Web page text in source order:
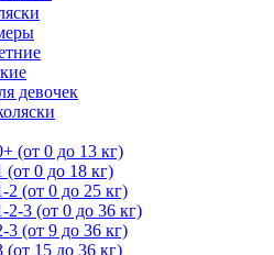
девочек
(от 0 до 13 кг)
(от 0 до 18 кг)
2 (от 0 до 25 кг)
2-3 (от 0 до 36 кг)
3 (от 9 до 36 кг)
(от 15 до 36 кг)